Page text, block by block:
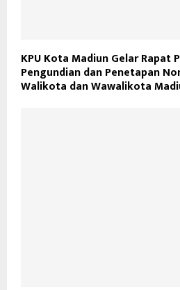
KPU Kota Madiun Gelar Rapat
Pengundian dan Penetapan
Walikota dan Wawalikota